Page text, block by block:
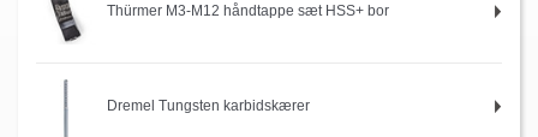
Thürmer M3-M12 håndtappe sæt HSS+ bor
Dremel Tungsten karbidskærer